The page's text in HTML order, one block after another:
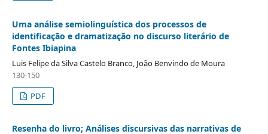
Uma análise semiolinguística dos processos de
identificação e dramatização no discurso literário de
Fontes Ibiapina
Luis Felipe da Silva Castelo Branco, João Benvindo de Moura
130-150
PDF
Resenha do livro; Análises discursivas das narrativas de